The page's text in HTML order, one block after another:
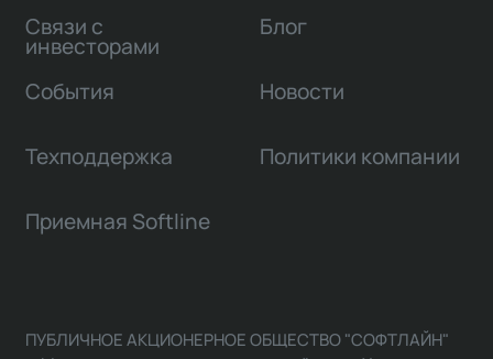
Связи с
инвесторами
Блог
События Новости
Техподдержка Политики компании
Приемная Softline
ПУБЛИЧНОЕ АКЦИОНЕРНОЕ ОБЩЕСТВО "СОФТЛАЙН"